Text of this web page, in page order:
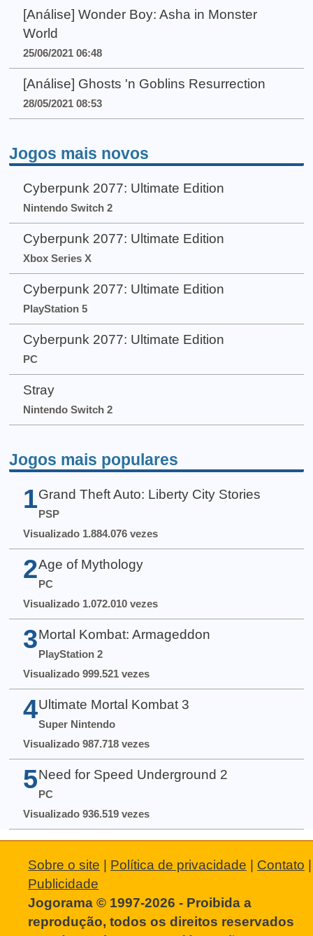
[Análise] Wonder Boy: Asha in Monster
World
25/06/2021 06:48
[Análise] Ghosts 'n Goblins Resurrection
28/05/2021 08:53
Jogos mais novos
Cyberpunk 2077: Ultimate Edition
Nintendo Switch 2
Cyberpunk 2077: Ultimate Edition
Xbox Series X
Cyberpunk 2077: Ultimate Edition
PlayStation 5
Cyberpunk 2077: Ultimate Edition
PC
Stray
Nintendo Switch 2
Jogos mais populares
1 Grand Theft Auto: Liberty City Stories
PSP
Visualizado 1.884.076 vezes
2 Age of Mythology
PC
Visualizado 1.072.010 vezes
3 Mortal Kombat: Armageddon
PlayStation 2
Visualizado 999.521 vezes
4 Ultimate Mortal Kombat 3
Super Nintendo
Visualizado 987.718 vezes
5 Need for Speed Underground 2
PC
Visualizado 936.519 vezes
Sobre o site | Política de privacidade | Contato |
Publicidade
Jogorama © 1997-2026 - Proibida a
reprodução, todos os direitos reservados